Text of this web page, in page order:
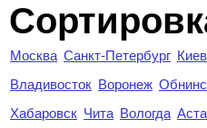
Москва Санкт-Петербург Киев
Владивосток Воронеж
Хабаровск Чита Вологда